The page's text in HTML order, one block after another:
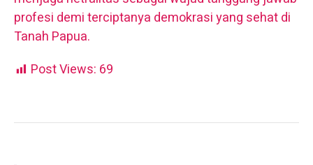
profesi demi terciptanya demokrasi yang sehat di
Tanah Papua.
Post Views: 69